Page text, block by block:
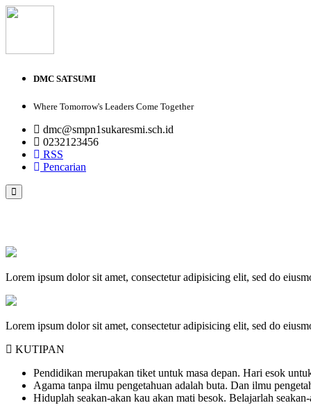
DMC SATSUMI
Where Tomorrow's Leaders Come Together
dmc@smpn1sukaresmi.sch.id
0232123456
RSS
Pencarian
Lorem ipsum dolor sit amet, consectetur adipisicing elit, sed do
Lorem ipsum dolor sit amet, consectetur adipisicing elit, sed do
KUTIPAN
Pendidikan merupakan tiket untuk masa depan. Hari esok
Agama tanpa ilmu pengetahuan adalah buta. Dan ilmu
Hiduplah seakan-akan kau akan mati besok. Belajarlah